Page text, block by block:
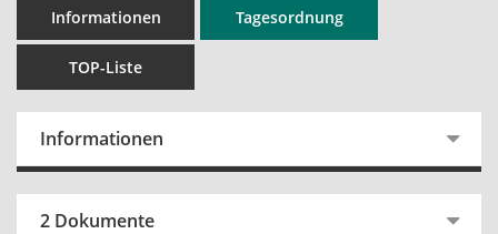
Informationen Tagesordnung
TOP-Liste
Informationen
2 Dokumente